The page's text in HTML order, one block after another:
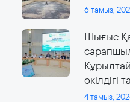
6 тамыз,
Шығыс
өкілдігі
4 тамыз,